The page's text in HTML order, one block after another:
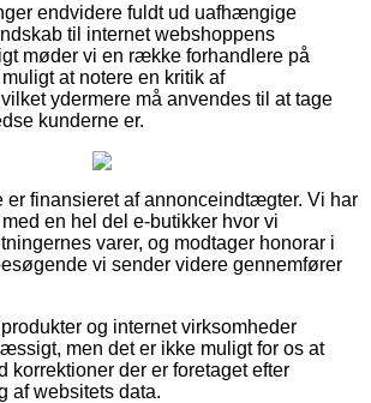
endvidere fuldt ud uafhængige
til internet webshoppens
møder vi en række forhandlere på
at notere en kritik af
ydermere må anvendes til at tage
kunderne er.
er finansieret af annonceindtægter. Vi har
en hel del e-butikker hvor vi
varer, og modtager honorar i
vi sender videre gennemfører
og internet virksomheder
men det er ikke muligt for os at
korrektioner der er foretaget efter
af websitets data.